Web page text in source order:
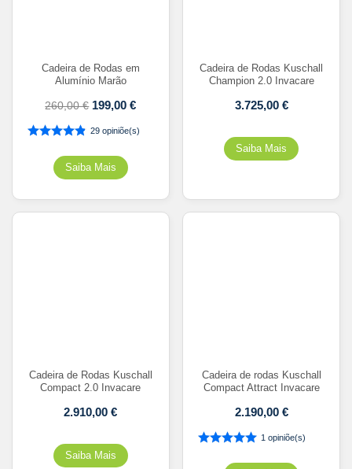
Cadeira de Rodas em
Alumínio Marão
260,00€ 199,00€
29 opiniõe(s)
Cadeira de Rodas Kuschall
Champion 2.0 Invacare
3.725,00 €
Cadeira de Rodas Kuschall
Compact 2.0 Invacare
2.910,00€
Cadeira de rodas Kuschall
Compact Attract Invacare
2.190,00 €
1 opiniõe(s)